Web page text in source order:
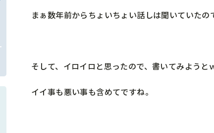
まぁ数年前からちょいちょい話しは聞いていた
そして、イロイロと思ったので、書いてみようと
イイ事も悪い事も含めてですね。